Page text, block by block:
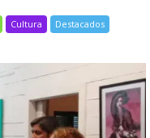
Cultura
Destacados